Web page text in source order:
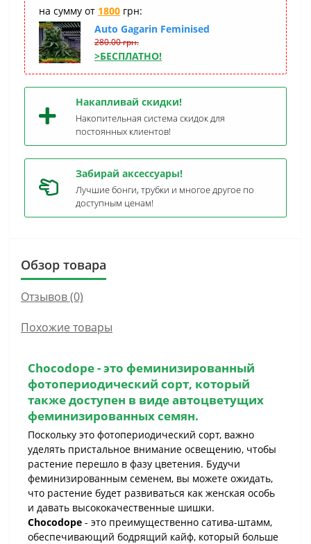
на сумму от 1800 грн:
Auto Gagarin Feminised
280.00 грн.
>БЕСПЛАТНО!
Накапливай скидки!
Накопительная система скидок для
постоянных клиентов!
Забирай аксессуары!
Лучшие бонги, трубки и многое другое по
доступным ценам!
Обзор товара
Отзывов (0)
Похожие товары
Chocodope- это феминизированный
фотопериодический сорт, который
также доступен в виде автоцветущих
феминизированных семян.
Поскольку это фотопериодический сорт, важно
уделять пристальное внимание освещению, чтобы
растение перешло в фазу цветения. Будучи
феминизированным семенем, вы можете ожидать,
что растение будет развиваться как женская особь
и давать высококачественные шишки.
Chocodope - это преимущественно сатива-штамм,
обеспечивающий бодрящий кайф, который больше